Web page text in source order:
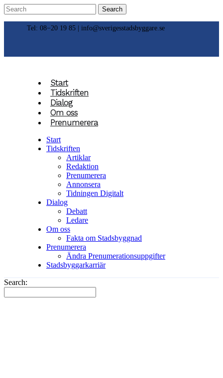
Tel: 08−20 19 85 | info@sverigesstadsbyggare.se
Start
Tidskriften
Dialog
Om oss
Prenumerera
Start
Tidskriften
Artiklar
Redaktion
Prenumerera
Annonsera
Tidningen Digitalt
Dialog
Debatt
Ledare
Om oss
Fakta om Stadsbyggnad
Prenumerera
Ändra Prenumerationsuppgifter
Stadsbyggarkarriär
Search: